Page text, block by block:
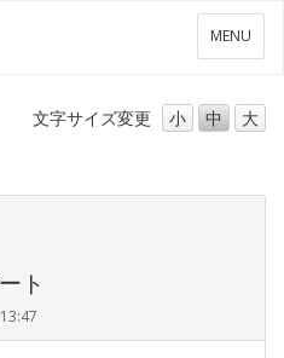
メ
ニ
ー
MENU
文字サイズ変更 小 中 大
ト